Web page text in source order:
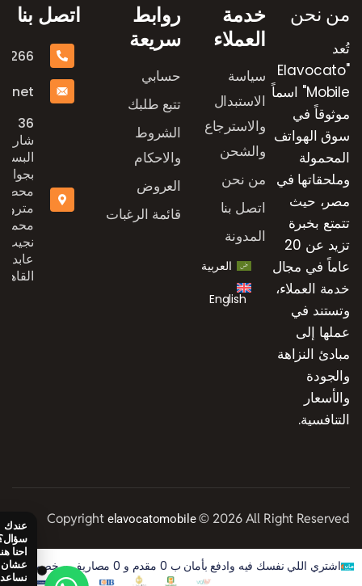
من نحن
تُعد
"Elavocato
Mobile" اسماً
موثوقاً في
سوق الهواتف
المحمولة
وملحقاتها في
مصر، حيث
تتمتع بخبرة
تزيد عن 20
عاماً في مجال
خدمة العملاء،
وتستند في
عملها إلى
مبادئ النزاهة
والجودة
والأسعار
التنافسية.
خدمة
العملاء
سياسة
الاستبدال
والاسترجاع
والشحن
من نحن
اتصل بنا
المدونة
العربية
English
روابط
سريعة
حسابي
تتبع طلبك
الشروط
والاحكام
العروض
قائمة الرغبات
اتصل بنا
36
شارع
بجوار
محطة
مترو
محمد
نجيب،
Copyright elavocatomobile© 2026 All Right Reserved
اشتري اللي نفسك فيه وادفع بأمان ب 0 مقدم و 0 مصاريف و خصم 50% على الفوايد